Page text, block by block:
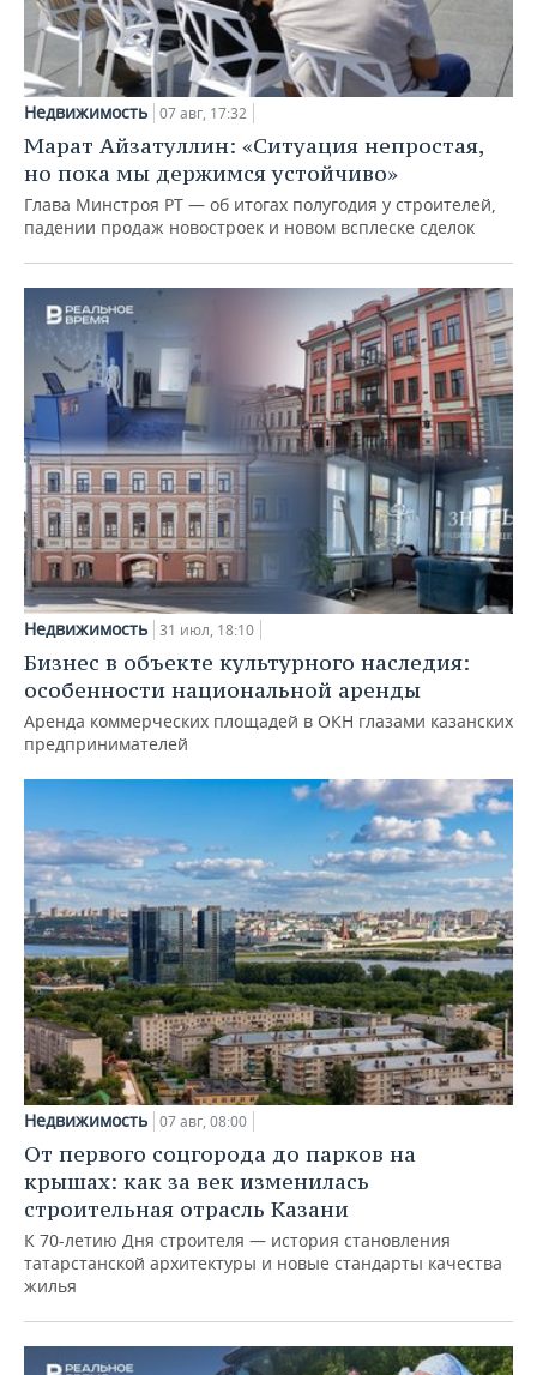
Недвижимость 07 авг, 17:32
Марат Айзатуллин: «Ситуация непростая,
но пока мы держимся устойчиво»
Глава Минстроя РТ — об итогах полугодия у строителей,
падении продаж новостроек и новом всплеске сделок
Недвижимость 31 июл, 18:10
Бизнес в объекте культурного наследия:
особенности национальной аренды
Аренда коммерческих площадей в ОКН глазами казанских
предпринимателей
Недвижимость 07 авг, 08:00
От первого соцгорода до парков на
крышах: как за век изменилась
строительная отрасль Казани
К 70-летию Дня строителя — история становления
татарстанской архитектуры и новые стандарты качества
жилья